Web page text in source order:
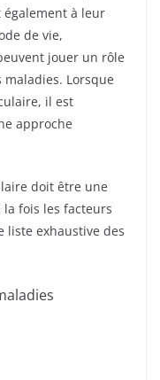
à leur
de vie,
jouer un rôle
Lorsque
il est
approche
doit être une
fois les facteurs
liste exhaustive des